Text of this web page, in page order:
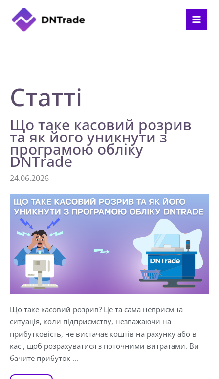
Перейти
вмісту
Статті
Що таке касовий розрив
та як його уникнути з
програмою обліку
DNTrade
24.06.2026
Що таке касовий розрив? Це та сама неприємна
ситуація, коли підприємству, незважаючи на
прибутковість, не вистачає коштів на рахунку або в
касі, щоб розрахуватися з поточними витратами. Ви
бачите прибуток ...